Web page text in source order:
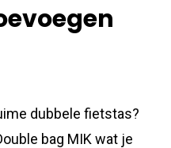
dubbele fietstas?
bag MIK wat je